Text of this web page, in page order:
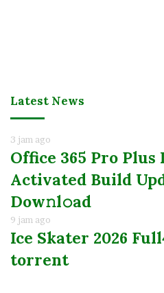
Latest News
3 jam ago
Office 365 Pro
Activated Build
Dow𝚗l𝚘аd
9 jam ago
Ice Skater 2026
torrent